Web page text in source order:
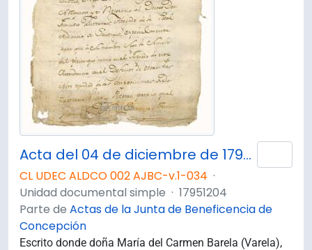
Acta del 04 de diciembre de 1795. Poder que otorga doña María del Carmen Barela al abogado el Dr. Francisco Lumerman.
CL UDEC ALDCO 002 AJBC-v.1-034 ·
Unidad documental simple · 17951204
Parte de Actas de la Junta de Beneficencia de
Concepción
Escrito donde doña María del Carmen Barela (Varela),